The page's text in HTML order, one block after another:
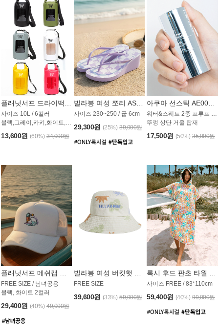
사이즈 10L / 6컬러
블랙,그레이,카키,화이트,옐로우,핑크
13,600원 (60%) 34,000원
사이즈 230~250 / 굽 6cm
29,300원 (25%) 39,000원
워터&스웨트 2중 프루프 / SPF 50+
뚜껑 상단 거울 탑재
17,500원 (50%) 35,000원
FREE SIZE / 남녀공용
블랙, 화이트 2컬러
29,400원 (40%) 49,000원
FREE SIZE
39,600원 (33%) 59,000원
사이즈 FREE / 83*110cm
59,400원 (40%) 99,000원